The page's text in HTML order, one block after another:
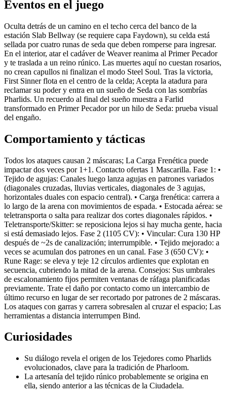
Eventos en el juego
Oculta detrás de un camino en el techo cerca del banco de la
estación Slab Bellway (se requiere capa Faydown), su celda está
sellada por cuatro runas de seda que deben romperse para ingresar.
En el interior, atar el cadáver de Weaver reanima al Primer Pecador
y te traslada a un reino rúnico. Las muertes aquí no cuestan rosarios,
no crean capullos ni finalizan el modo Steel Soul. Tras la victoria,
First Sinner flota en el centro de la celda; Acepta la atadura para
reclamar su poder y entra en un sueño de Seda con las sombrías
Pharlids. Un recuerdo al final del sueño muestra a Farlid
transformado en Primer Pecador por un hilo de Seda: prueba visual
del engaño.
Comportamiento y tácticas
Todos los ataques causan 2 máscaras; La Carga Frenética puede
impactar dos veces por 1+1. Contacto ofertas 1 Mascarilla. Fase 1: •
Tejido de agujas: Canales luego lanza agujas en patrones variados
(diagonales cruzadas, lluvias verticales, diagonales de 3 agujas,
horizontales duales con espacio central). • Carga frenética: carrera a
lo largo de la arena con movimientos de espada. • Estocada aérea: se
teletransporta o salta para realizar dos cortes diagonales rápidos. •
Teletransporte/Skitter: se reposiciona lejos si hay mucha gente, hacia
si está demasiado lejos. Fase 2 (1105 CV): • Vincular: Cura 130 HP
después de ~2s de canalización; interrumpible. • Tejido mejorado: a
veces se acumulan dos patrones en un canal. Fase 3 (650 CV): •
Rune Rage: se eleva y teje 12 círculos ardientes que explotan en
secuencia, cubriendo la mitad de la arena. Consejos: Sus umbrales
de escalonamiento fijos permiten ventanas de ráfaga planificadas
previamente. Trate el daño por contacto como un intercambio de
último recurso en lugar de ser recortado por patrones de 2 máscaras.
Los ataques con garras y carrera sobresalen al cruzar el espacio; Las
herramientas a distancia interrumpen Bind.
Curiosidades
Su diálogo revela el origen de los Tejedores como Pharlids
evolucionados, clave para la tradición de Pharloom.
La artesanía del tejido rúnico probablemente se origina en
ella, siendo anterior a las técnicas de la Ciudadela.